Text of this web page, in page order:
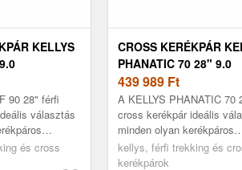
KELLYS
90 28" férfi
választás
és erős
és aszf...
és cross
CROSS KERÉKPÁR
PHANATIC 70 28" 9.0
439 989 Ft
A KELLYS PHANATIC 70
cross kerékpár ideális
minden olyan kerékpáros
számára, aki megbízható
kerékpárt keres terep- és
kellys, férfi trekking és
kerékpárok